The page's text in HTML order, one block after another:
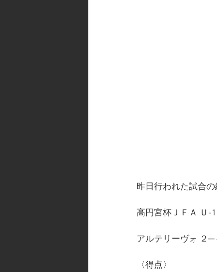
昨日行われた試合の
高円宮杯ＪＦＡ Ｕ-
アルテリーヴォ ２─
〈得点〉